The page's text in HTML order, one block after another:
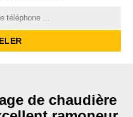
de chaudière